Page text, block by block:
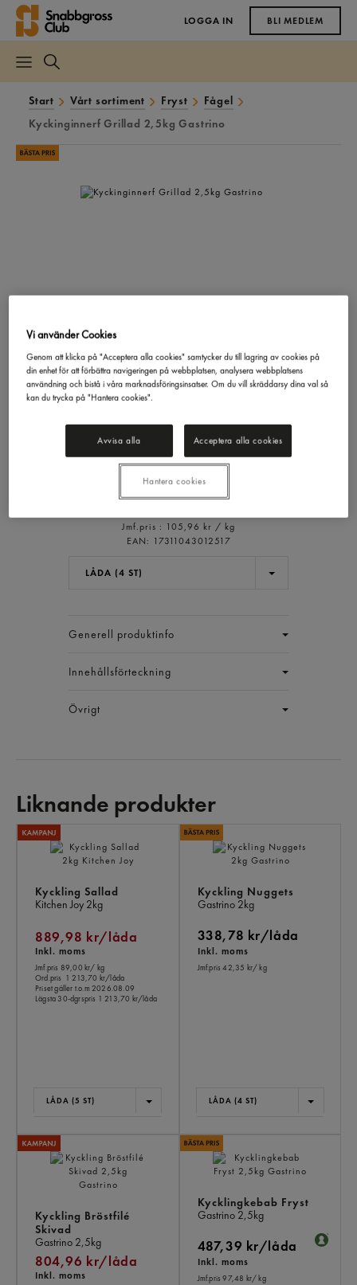
LOGGA IN BLI MEDLEM
Start Vårt sortiment Fryst
Fågel
Kyckinginnerf Grillad 2,5kg Gastrino
Kyckinginnerf Grillad
Gastrino
2,5kg
1 059,58 kr/låda
Inkl. moms
Jmf.pris : 105,96 kr / kg
EAN: 17311043012517
LÅDA (4 ST)
Generell produktinfo
Innehållsförteckning
Övrigt
Liknande produkter
Kyckling Sallad
Kitchen Joy 2kg
889,98 kr/låda
Inkl. moms
Jmf.pris 89,00 kr/ kg
Ord.pris
1 213,70 kr/låda
Priset gäller t.o.m 2026.08.09
Lägsta 30-dgrspris 1 213,70 kr/låda
LÅDA (5 ST)
Kyckling Nuggets
Gastrino 2kg
338,78 kr/låda
Inkl. moms
Jmf.pris 42,35 kr/ kg
LÅDA (4 ST)
Kyckling Bröstfilé
Skivad
Gastrino 2,5kg
804,96 kr/låda
Inkl. moms
Kycklingkebab Fryst
Gastrino 2,5kg
487,39 kr/låda
Inkl. moms
Jmf.pris 97,48 kr/ kg
Vi använder Cookies
Genom att klicka på "Acceptera alla cookies" samtycker du till lagring av cookies på
din enhet för att förbättra navigeringen på webbplatsen, analysera webbplatsens
användning och bistå i våra marknadsföringsinsatser. Om du vill skräddarsy dina val så
kan du trycka på "Hantera cookies".
Avvisa alla Acceptera alla cookies
Hantera cookies